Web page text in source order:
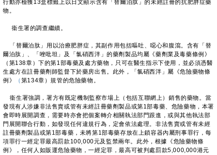
行動亦檢獲13盒標籤上以日文顯示含有「替爾泊肽」的未經註冊的抗肥胖症藥
物。
衞生署的調查繼續。
「替爾泊肽」用以治療肥胖症，其副作用包括嘔吐、噁心和腹瀉。含有「替
爾泊肽」、「唑吡坦」及「氯硝西泮」的藥劑製品均屬《藥劑業及毒藥條例》
（第138章）下的第1部毒藥及處方藥物，只可在醫生指示下使用，並必須憑醫
生處方在註冊藥劑師監督下於藥房出售。此外，「氯硝西泮」屬《危險藥物條
例》
（ 第134章）規管的危險藥物。
衞生署強調，署方有既定機制監察市場上（包括互聯網上）銷售的藥物。當
發現有人涉嫌非法售賣或管有未經註冊藥劑製品或第1部毒藥、危險藥物，本署
會即時展開調查，需要時亦會把個案轉介相關執法部門跟進，或與其他執法部
門展開聯合行動，如發現任何違規行為，定會依法處理。非法售賣或管有未經
註冊藥劑製品或第1部毒藥，未將第1部毒藥存放在上鎖容器內屬刑事罪行，每
項罪行一經定罪最高罰款100,000元及監禁兩年。此外，根據《危險藥物條
例》，任何人如販運危險藥物，一經定罪，最高可被判處罰款5,000,000港元